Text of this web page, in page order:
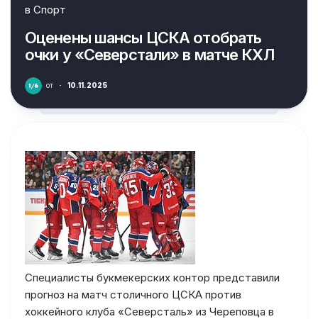
в Спорт
Оценены шансы ЦСКА отобрать
очки у «Северстали» в матче КХЛ
от · 10.11.2025
Специалисты букмекерских контор представили
прогноз на матч столичного ЦСКА против
хоккейного клуба «Северсталь» из Череповца в